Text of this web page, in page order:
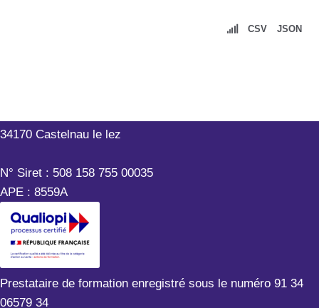
CSV JSON
34170 Castelnau le lez
N° Siret : 508 158 755 00035
APE : 8559A
Prestataire de formation enregistré sous le numéro 91 34
06579 34